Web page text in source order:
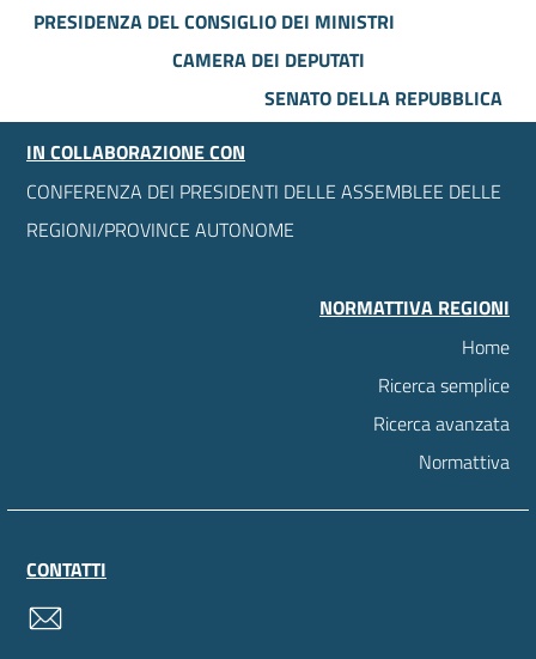
PRESIDENZA DEL CONSIGLIO DEI MINISTRI
CAMERA DEI DEPUTATI
SENATO DELLA REPUBBLICA
IN COLLABORAZIONE CON
CONFERENZA DEI PRESIDENTI DELLE ASSEMBLEE DELLE
REGIONI/PROVINCE AUTONOME
NORMATTIVA REGIONI
Home
Ricerca semplice
Ricerca avanzata
Normattiva
CONTATTI